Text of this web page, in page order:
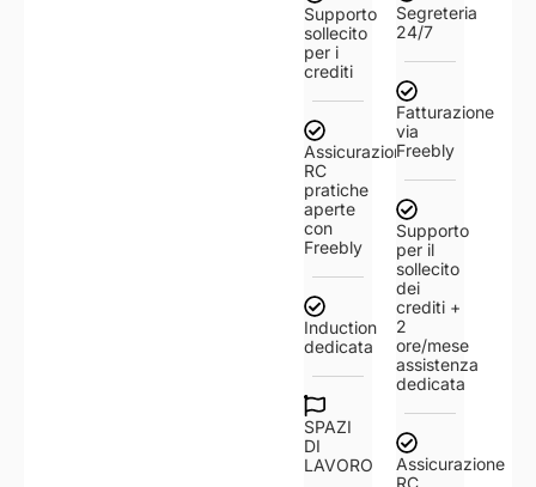
Supporto
sollecito
per i
crediti
Assicurazione
RC
pratiche
aperte
con
Freebly
Induction
dedicata
SPAZI
DI
LAVORO
Segreteria
24/7
Fatturazione
via
Freebly
Supporto
per il
sollecito
dei
crediti +
2
ore/mese
assistenza
dedicata
Assicurazione